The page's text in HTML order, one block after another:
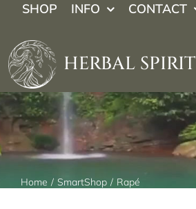
SHOP INFO CONTACT
HERBAL SPIRIT
Home SmartShop Rapé